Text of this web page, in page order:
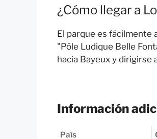
¿Cómo llegar a
El parque es fácilmente
"Pôle Ludique Belle
hacia Bayeux y dirigirse
Información
País